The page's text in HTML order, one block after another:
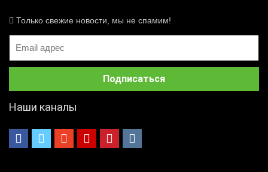
Только свежие новости, мы не спамим!
Наши каналы